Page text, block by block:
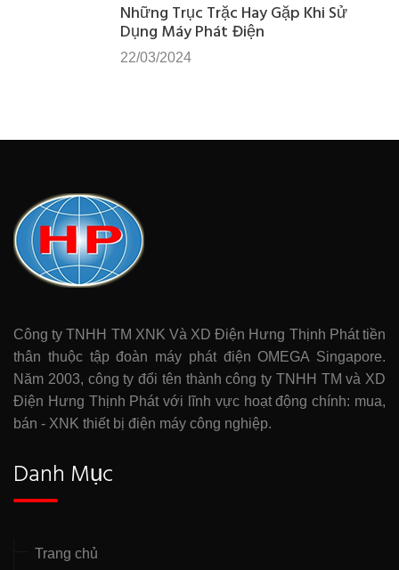
Những Trục Trặc Hay Gặp Khi Sử
Dụng Máy Phát Điện
22/03/2024
Công ty TNHH TM XNK Và XD Điện Hưng Thịnh Phát tiền
thân thuộc tập đoàn máy phát điện OMEGA Singapore.
Năm 2003, công ty đổi tên thành công ty TNHH TM và XD
Điện Hưng Thịnh Phát với lĩnh vực hoạt động chính: mua,
bán - XNK thiết bị điện máy công nghiệp.
Danh Mục
Trang chủ